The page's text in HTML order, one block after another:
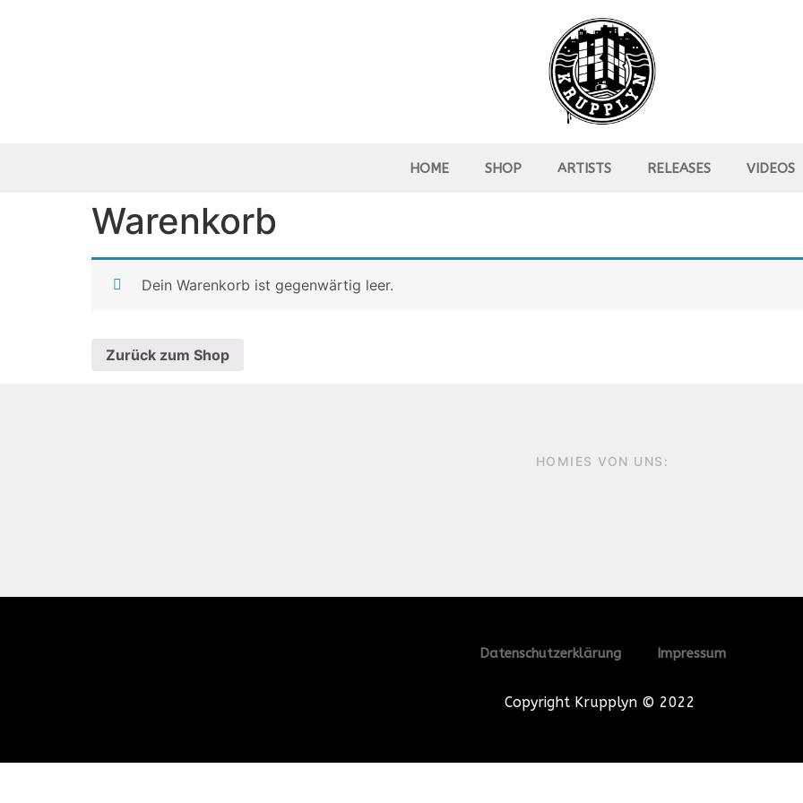
HOME SHOP ARTISTS RELEASES VIDEOS
Warenkorb
Dein Warenkorb ist gegenwärtig leer.
Zurück zum Shop
HOMIES VON UNS:
Datenschutzerklärung Impressum
Copyright Krupplyn © 2022